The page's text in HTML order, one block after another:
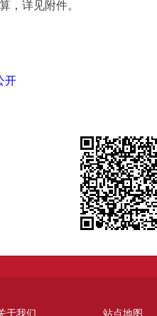
详见附件。
开
于我们 站点地图